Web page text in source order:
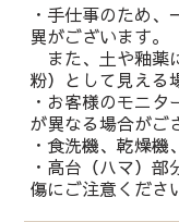
・手仕事のため
異がございます。
また、土や釉薬
粉）として見える
・お客様のモニ
が異なる場合がご
・食洗機、乾燥機
・高台（ハマ）
傷にご注意くださ